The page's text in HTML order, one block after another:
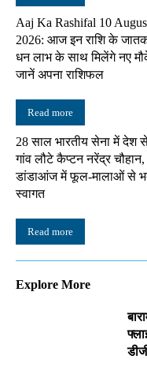
Aaj Ka Rashifal 10
2026: आज इन राशि के
धन लाभ के साथ मिलेंगे नए
जानें अपना राशिफल
Read more
28 साल भारतीय सेना में देश
गांव लौटे कैप्टन नरेंद्र चौहान,
डांडाआंज में फूल-मालाओं से
स्वागत
Read more
Explore More